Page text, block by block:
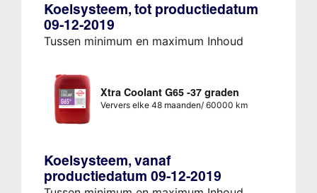
Koelsysteem, tot productiedatum
09-12-2019
Tussen minimum en maximum Inhoud
Xtra Coolant G65 -37 graden
Ververs elke 48 maanden/ 60000 km
Koelsysteem, vanaf
productiedatum 09-12-2019